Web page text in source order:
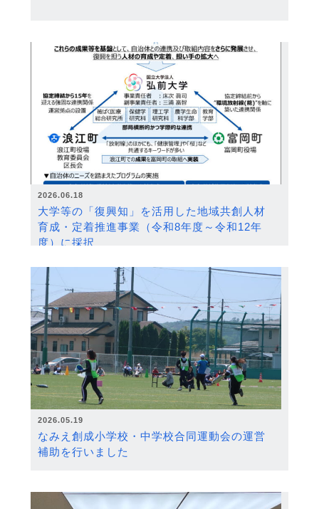
2026.06.18
大学等の「復興知」を活用した地域共創人材
育成・定着推進事業（令和8年度～令和12年
度）に採択
2026.05.19
なみえ創成小学校・中学校合同運動会の運営
補助を行いました